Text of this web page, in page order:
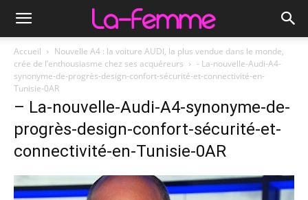
Accueil
Nouvelle A4 : la voiture AUDI, la plus vendue dans le monde,
crée de l’enthousiasme chez ses acquéreurs
- La-nouvelle-Audi-A4-
synonyme-de-progrès-design-confort-sécurité-et-connectivité-en-
Tunisie-0AR
– La-nouvelle-Audi-A4-synonyme-de-
progrès-design-confort-sécurité-et-
connectivité-en-Tunisie-0AR